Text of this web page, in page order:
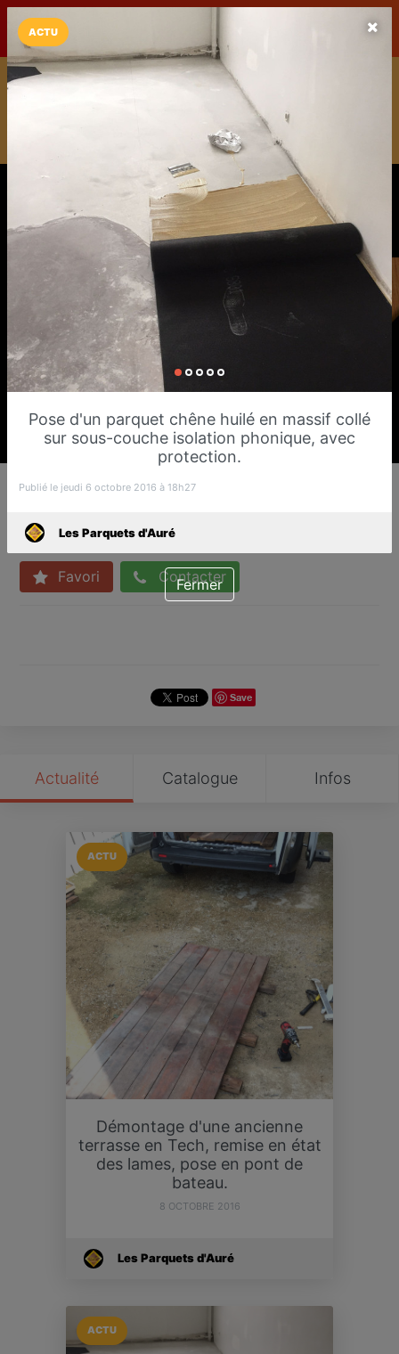
LaCarte Play Store
Installez l'App LaCarte
Téléchargez gratuitement l'app LaCarte pour suivre vos
commerces favoris et ne rien rater !
Plus tard
Les Parquets d'Auré
Fayence
Favori Contacter
Save
Actualité Catalogue Infos
ACTU
Démontage d'une ancienne
terrasse en Tech, remise en état
des lames, pose en pont de
bateau.
8 OCTOBRE 2016
Les Parquets d'Auré
ACTU
ACTU
Pose d'un parquet chêne huilé en massif collé
sur sous-couche isolation phonique, avec
protection.
Publié le jeudi 6 octobre 2016 à 18h27
Les Parquets d'Auré
Fermer